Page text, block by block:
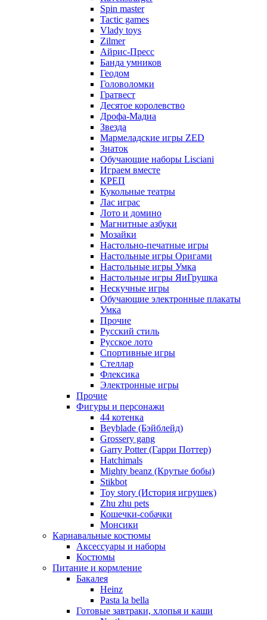
Spin master
Tactic games
Vlady toys
Zilmer
Айрис-Пресс
Банда умников
Геодом
Головоломки
Гратвест
Десятое королевство
Дрофа-Мадиа
Звезда
Мармеладские игры ZED
Знаток
Обучающие наборы Lisciani
Играем вместе
КРЕП
Кукольные театры
Лас играс
Лото и домино
Магнитные азбуки
Мозайки
Настольно-печатные игры
Настольные игры Оригами
Настольные игры Умка
Настольные игры ЯиГрушка
Нескучные игры
Обучающие электронные плакаты
Умка
Прочие
Русский стиль
Русское лото
Спортивные игры
Стеллар
Флексика
Электронные игры
Прочие
Фигуры и персонажи
44 котенка
Beyblade (Бэйблейд)
Grossery gang
Garry Potter (Гарри Поттер)
Hatchimals
Mighty beanz (Крутые бобы)
Stikbot
Toy story (История игрушек)
Zhu zhu pets
Кошечки-собачки
Монсики
Карнавальные костюмы
Аксессуары и наборы
Костюмы
Питание и кормление
Бакалея
Heinz
Pasta la bella
Готовые завтраки, хлопья и каши